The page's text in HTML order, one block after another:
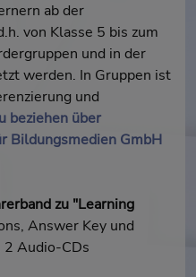
ab der
von Klasse 5 bis zum
und in der
werden. In Gruppen ist
und
beziehen über
Bildungsmedien GmbH
zu "Learning
Answer Key und
2 Audio-CDs